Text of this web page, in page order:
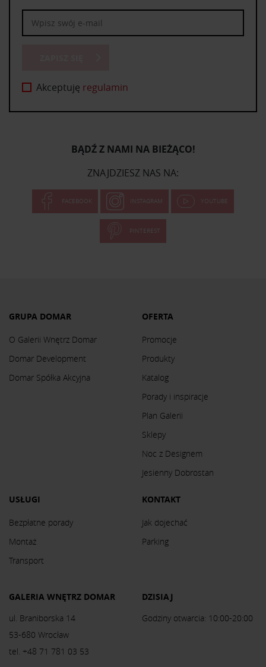
Akceptuję regulamin
BĄDŹ Z NAMI NA BIEŻĄCO!
ZNAJDZIESZ NAS NA:
FACEBOOK INSTAGRAM YOUTUBE
PINTEREST
GRUPA DOMAR
O Galerii Wnętrz Domar
Domar Development
Domar Spółka Akcyjna
OFERTA
Promocje
Produkty
Katalog
Porady i inspiracje
Plan Galerii
Sklepy
Noc z Designem
Jesienny Dobrostan
USŁUGI
Bezpłatne porady
Montaż
Transport
KONTAKT
Jak dojechać
Parking
GALERIA WNĘTRZ DOMAR
ul. Braniborska 14
53-680 Wrocław
tel. +48 71 781 03 53
DZISIAJ
Godziny otwarcia: 10:00-20:00